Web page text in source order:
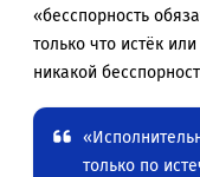
«бесспорность
только что истёк
никакой
только по